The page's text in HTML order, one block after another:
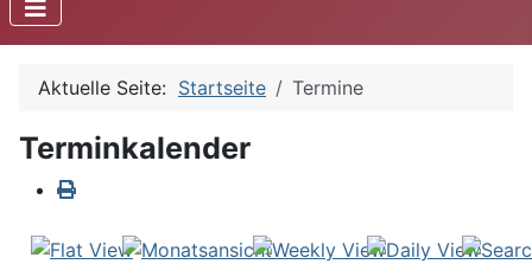
Aktuelle Seite: Startseite Termine
Terminkalender